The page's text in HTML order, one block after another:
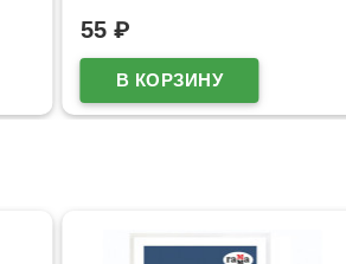
55 ₽